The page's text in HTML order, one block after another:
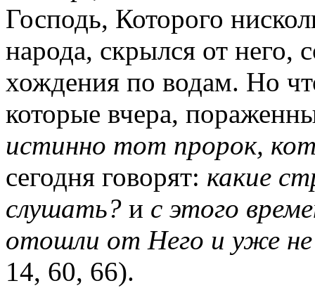
Господь, Которого
народа, скрылся от него,
хождения по водам. Но
которые вчера,
истинно тот пророк,
сегодня говорят: какие
слушать? и с этого
отошли от Него и уже
14, 60, 66).